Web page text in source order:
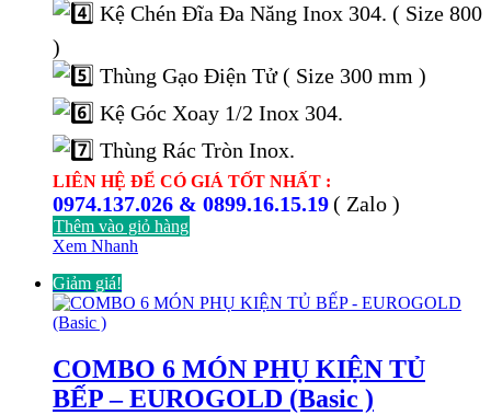
Kệ Chén Đĩa Đa Năng Inox 304. ( Size 800
)
Thùng Gạo Điện Tử ( Size 300 mm )
Kệ Góc Xoay 1/2 Inox 304.
Thùng Rác Tròn Inox.
LIÊN HỆ ĐỂ CÓ GIÁ TỐT NHẤT :
0974.137.026 & 0899.16.15.19( Zalo )
Thêm vào giỏ hàng
Xem Nhanh
Giảm giá!
COMBO 6 MÓN PHỤ KIỆN TỦ
BẾP – EUROGOLD (Basic )